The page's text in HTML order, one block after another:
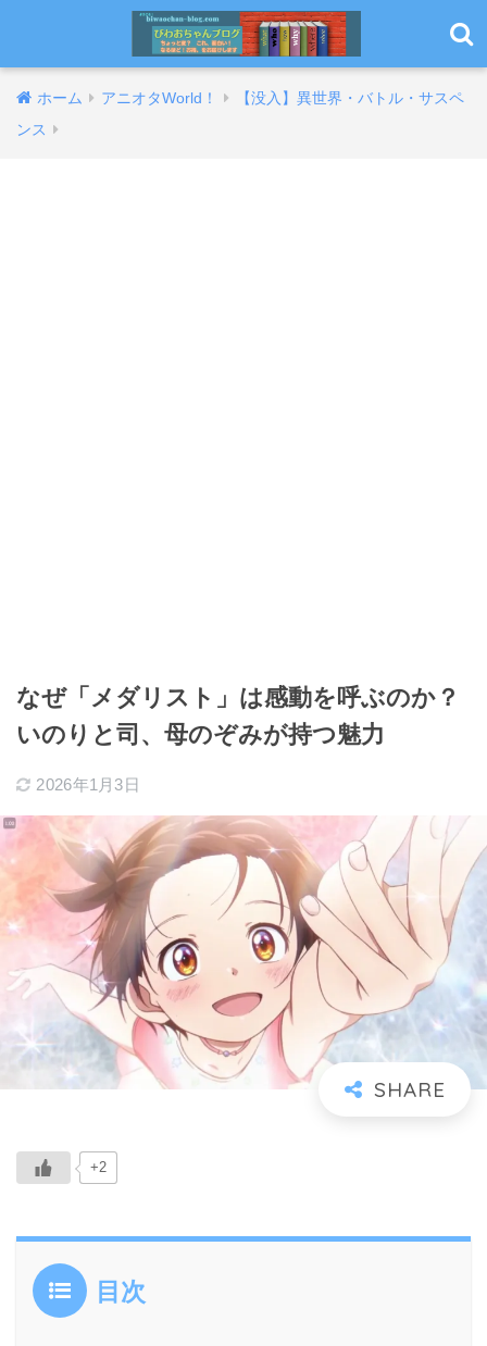
ホーム アニオタWorld！
【没入】異世界・バトル・サスペ
ンス
なぜ「メダリスト」は感動を呼ぶのか？
いのりと司、母のぞみが持つ魅力
2026年1月3日
+2
目次